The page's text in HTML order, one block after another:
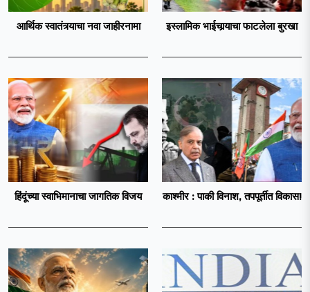
आर्थिक स्वातंत्र्याचा नवा जाहीरनामा इस्लामिक भाईचार्‍याचा फाटलेला बुरखा
हिंदूंच्या स्वाभिमानाचा जागतिक विजय काश्मीर : पाकी विनाश, तपपूर्तीत विकास!